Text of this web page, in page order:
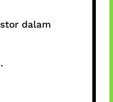
dalam